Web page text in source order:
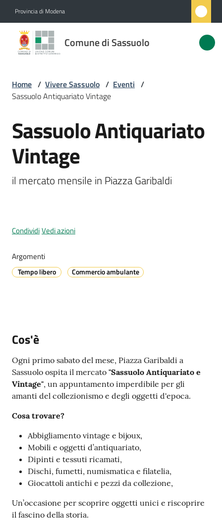
Provincia di Modena
Comune di Sassuolo
Comune
di
Novità
Servizi
Vivere
A
l
a
m
e
t
e
o
V
s
s
Home / Vivere Sassuolo / Eventi /
Sassuolo Antiquariato Vintage
Salta al contenuto
Sassuolo Antiquariato
Vintage
il mercato mensile in Piazza Garibaldi
CondividiVedi azioni
Argomenti
Tempo libero Commercio ambulante
Cos'è
Ogni primo sabato del mese, Piazza Garibaldi a
Sassuolo ospita il mercato "Sassuolo Antiquariato e
Vintage", un appuntamento imperdibile per gli
amanti del collezionismo e degli oggetti d'epoca.
Cosa trovare?
Abbigliamento vintage e bijoux,
Mobili e oggetti d’antiquariato,
Dipinti e tessuti ricamati,
Dischi, fumetti, numismatica e filatelia,
Giocattoli antichi e pezzi da collezione,
Un’occasione per scoprire oggetti unici e riscoprire
il fascino della storia.